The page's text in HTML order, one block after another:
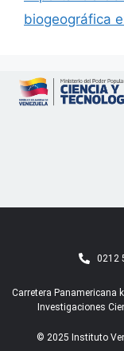
biogeográfica
0212
Carretera Panamericana
Investigaciones
© 2025 Instituto